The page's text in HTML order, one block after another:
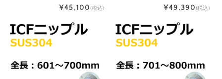
¥45,100(税込) ¥49,390(税込)